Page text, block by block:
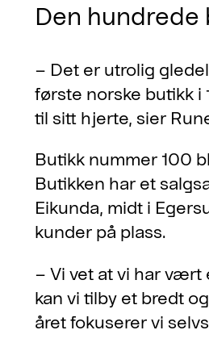
Den hundrede
– Det er utrolig
første norske butikk i
til sitt hjerte, sier
Butikk nummer 100
Butikken har et
Eikunda, midt i
kunder på plass.
– Vi vet at vi har vært
kan vi tilby et bredt
året fokuserer vi